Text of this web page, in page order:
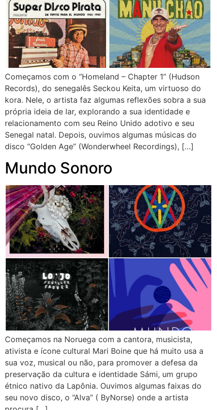
Começamos com o “Homeland – Chapter 1” (Hudson
Records), do senegalês Seckou Keita, um virtuoso do
kora. Nele, o artista faz algumas reflexões sobra a sua
própria ideia de lar, explorando a sua identidade e
relacionamento com seu Reino Unido adotivo e seu
Senegal natal. Depois, ouvimos algumas músicas do
disco “Golden Age” (Wonderwheel Recordings), […]
Mundo Sonoro
Começamos na Noruega com a cantora, musicista,
ativista e ícone cultural Mari Boine que há muito usa a
sua voz, musical ou não, para promover a defesa da
preservação da cultura e identidade Sámi, um grupo
étnico nativo da Lapônia. Ouvimos algumas faixas do
seu novo disco, o “Alva” ( ByNorse) onde a artista